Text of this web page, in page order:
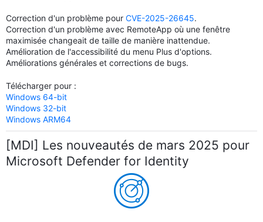
Correction d'un problème pour CVE-2025-26645.
Correction d'un problème avec RemoteApp où une fenêtre
maximisée changeait de taille de manière inattendue.
Amélioration de l'accessibilité du menu Plus d'options.
Améliorations générales et corrections de bugs.
Télécharger pour :
Windows 64-bit
Windows 32-bit
Windows ARM64
[MDI] Les nouveautés de mars 2025 pour
Microsoft Defender for Identity